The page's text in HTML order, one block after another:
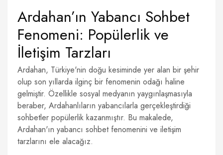
Ardahan’ın Yabancı Sohbet
Fenomeni: Popülerlik ve
İletişim Tarzları
Ardahan, Türkiye'nin doğu kesiminde yer alan bir şehir
olup son yıllarda ilginç bir fenomenin odağı haline
gelmiştir. Özellikle sosyal medyanın yaygınlaşmasıyla
beraber, Ardahanlıların yabancılarla gerçekleştirdiği
sohbetler popülerlik kazanmıştır. Bu makalede,
Ardahan'ın yabancı sohbet fenomenini ve iletişim
tarzlarını ele alacağız.